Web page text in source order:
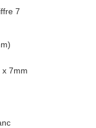
7
x 7mm